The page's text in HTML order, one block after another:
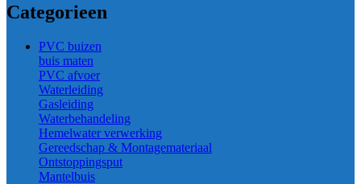
Categorieen
PVC buizen
buis maten
PVC afvoer
Waterleiding
Gasleiding
Waterbehandeling
Hemelwater verwerking
Gereedschap & Montagemateriaal
Ontstoppingsput
Mantelbuis